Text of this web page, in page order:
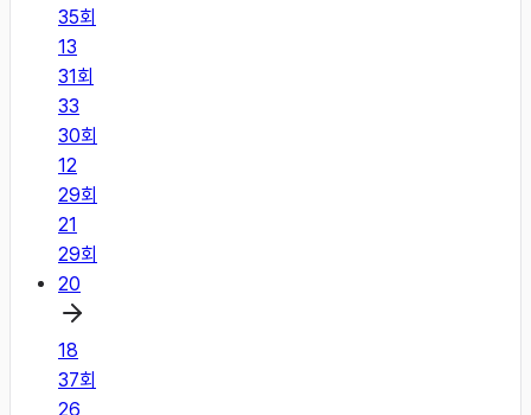
35회
13
31회
33
30회
12
29회
21
29회
20
18
37회
26